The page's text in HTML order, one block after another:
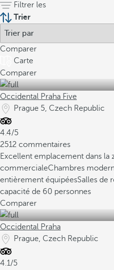
Filtrer les
Trier
Comparer
Carte
Comparer
Occidental Praha Five
Prague 5, Czech Republic
4.4/5
2512 commentaires
Excellent emplacement dans la
commercialeChambres
entièrement équipéesSalles de
capacité de 60 personnes
Comparer
Occidental Praha
Prague, Czech Republic
4.1/5